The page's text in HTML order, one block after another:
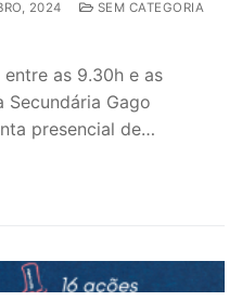
2024
SEM CATEGORIA
as 9.30h e as
Secundária Gago
presencial de…